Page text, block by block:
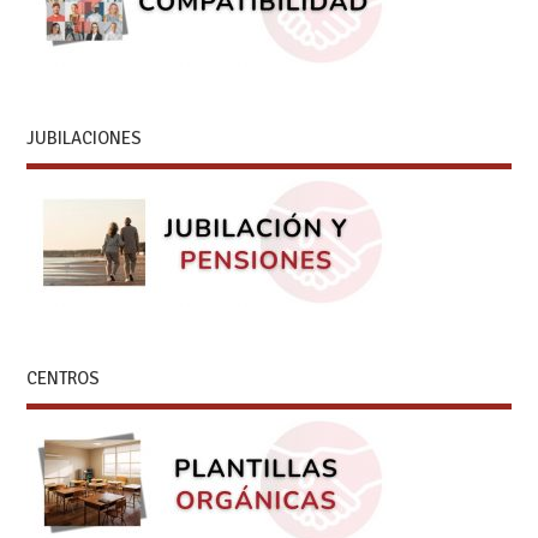
JUBILACIONES
CENTROS